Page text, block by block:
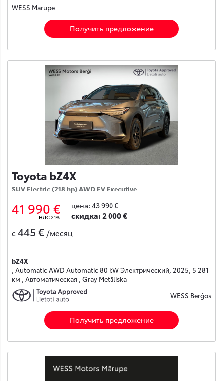
WESS Mārupē
Получить предложение
Toyota bZ4X
SUV Electric (218 hp) AWD EV Executive
41 990 €
НДС 21%
цена: 43 990 €
скидка:2 000 €
с 445 € /месяц
bZ4X
, Automatic AWD Automatic 80 kW Электрический, 2025, 5 281
км , Автоматическая , Gray Metāliska
WESS Berģos
Получить предложение